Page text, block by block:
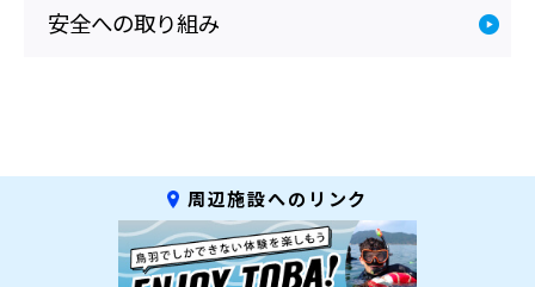
安全への取り組み
周辺施設へのリンク